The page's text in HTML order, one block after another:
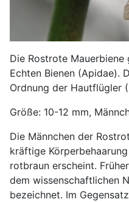
Die Rostrote
Echten Bienen (Apidae).
Ordnung der Hautflügler
Größe: 10-12 mm,
Die Männchen der
kräftige
rotbraun erscheint.
dem wissenschaftlichen
bezeichnet. Im